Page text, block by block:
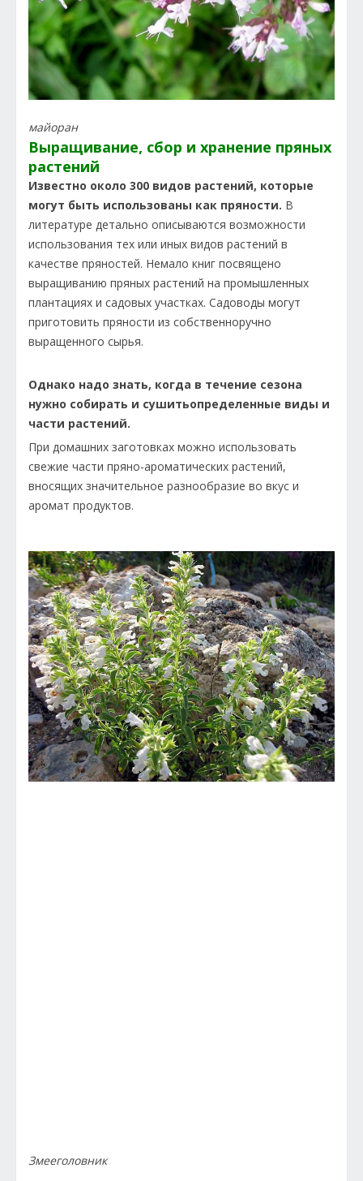
майоран
Выращивание, сбор и хранение пряных
растений
Известно около 300 видов растений, которые
могут быть использованы как пряности. В
литературе детально описываются возможности
использования тех или иных видов растений в
качестве пряностей. Немало книг посвящено
выращиванию пряных растений на промышленных
плантациях и садовых участках. Садоводы могут
приготовить пряности из собственноручно
выращенного сырья.
Однако надо знать, когда в течение сезона
нужно собирать и сушитьопределенные виды и
части растений.
При домашних заготовках можно использовать
свежие части пряно-ароматических растений,
вносящих значительное разнообразие во вкус и
аромат продуктов.
Змееголовник